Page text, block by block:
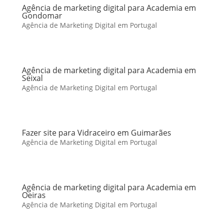
Agência de marketing digital para Academia em
Gondomar
Agência de Marketing Digital em Portugal
Agência de marketing digital para Academia em
Seixal
Agência de Marketing Digital em Portugal
Fazer site para Vidraceiro em Guimarães
Agência de Marketing Digital em Portugal
Agência de marketing digital para Academia em
Oeiras
Agência de Marketing Digital em Portugal